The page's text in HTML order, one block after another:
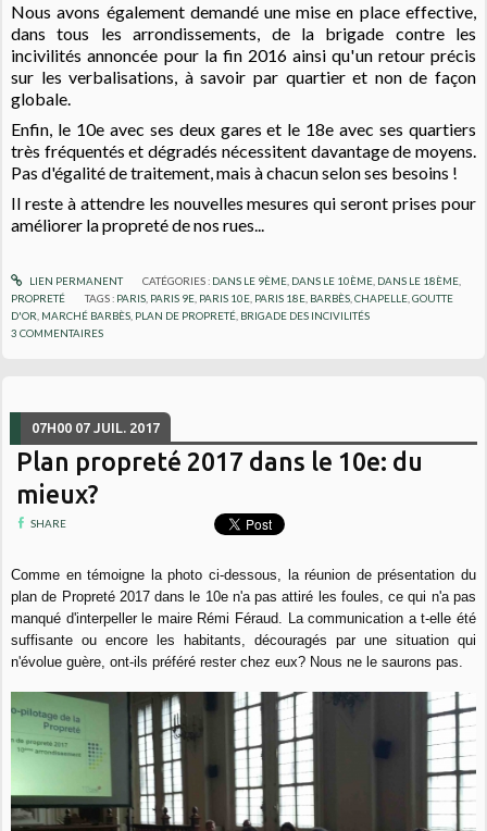
Nous avons également demandé une mise en place effective,
dans tous les arrondissements, de la brigade contre les
incivilités annoncée pour la fin 2016 ainsi qu'un retour précis
sur les verbalisations, à savoir par quartier et non de façon
globale.
Enfin, le 10e avec ses deux gares et le 18e avec ses quartiers
très fréquentés et dégradés nécessitent davantage de moyens.
Pas d'égalité de traitement, mais à chacun selon ses besoins !
Il reste à attendre les nouvelles mesures qui seront prises pour
améliorer la propreté de nos rues...
LIEN PERMANENT CATÉGORIES : DANS LE 9ÈME, DANS LE 10ÈME, DANS LE 18ÈME,
PROPRETÉ
TAGS : PARIS PARIS 9E PARIS 10E PARIS 18E BARBÈS ,CHAPELLE ,GOUTTE
D'OR MARCHÉ BARBÈS PLAN DE PROPRETÉ BRIGADE DES INCIVILITÉS
3 COMMENTAIRES
07H00 07 JUIL. 2017
Plan propreté 2017 dans le 10e: du
mieux?
SHARE
Comme en témoigne la photo ci-dessous, la réunion de présentation du
plan de Propreté 2017 dans le 10e n'a pas attiré les foules, ce qui n'a pas
manqué d'interpeller le maire Rémi Féraud. La communication a t-elle été
suffisante ou encore les habitants, découragés par une situation qui
n'évolue guère, ont-ils préféré rester chez eux? Nous ne le saurons pas.